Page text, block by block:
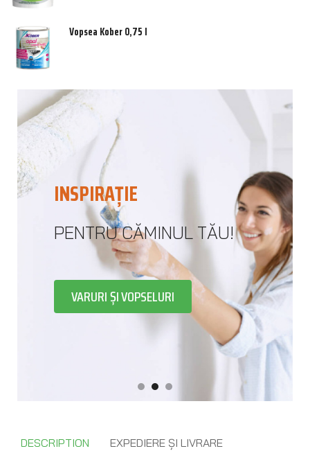
Vopsea Kober 0,75 l
INSPIRAȚIE
PENTRU CĂMINUL TĂU!
VARURI ȘI VOPSELURI
DESCRIPTION EXPEDIERE ȘI LIVRARE